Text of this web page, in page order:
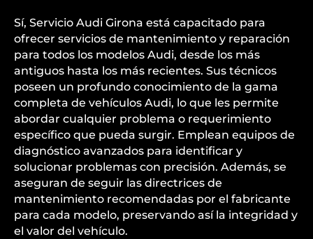
Sí, Servicio Audi Girona está capacitado para
ofrecer servicios de mantenimiento y reparación
para todos los modelos Audi, desde los más
antiguos hasta los más recientes. Sus técnicos
poseen un profundo conocimiento de la gama
completa de vehículos Audi, lo que les permite
abordar cualquier problema o requerimiento
específico que pueda surgir. Emplean equipos de
diagnóstico avanzados para identificar y
solucionar problemas con precisión. Además, se
aseguran de seguir las directrices de
mantenimiento recomendadas por el fabricante
para cada modelo, preservando así la integridad y
el valor del vehículo.